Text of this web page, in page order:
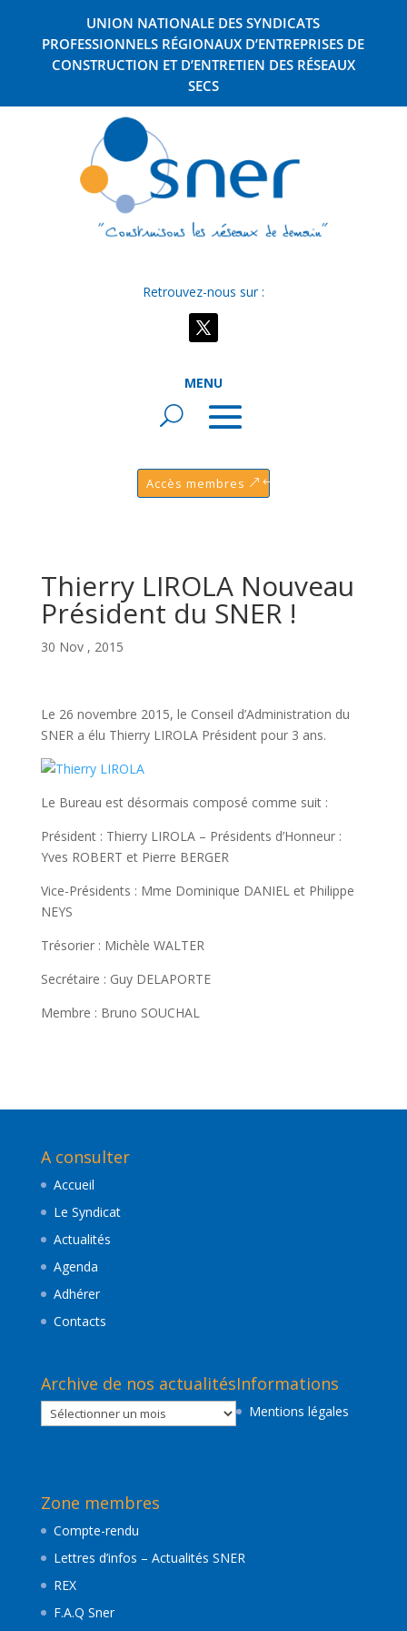
UNION NATIONALE DES SYNDICATS
PROFESSIONNELS RÉGIONAUX D’ENTREPRISES DE
CONSTRUCTION ET D’ENTRETIEN DES RÉSEAUX
SECS
Retrouvez-nous sur :
MENU
Accès membres
Thierry LIROLA Nouveau
Président du SNER !
30 Nov , 2015
Le 26 novembre 2015, le Conseil d’Administration du
SNER a élu Thierry LIROLA Président pour 3 ans.
Le Bureau est désormais composé comme suit :
Président : Thierry LIROLA – Présidents d’Honneur :
Yves ROBERT et Pierre BERGER
Vice-Présidents : Mme Dominique DANIEL et Philippe
NEYS
Trésorier : Michèle WALTER
Secrétaire : Guy DELAPORTE
Membre : Bruno SOUCHAL
A consulter
Accueil
Le Syndicat
Actualités
Agenda
Adhérer
Contacts
Archive de nos actualités
Archive
de
Informations
Mentions légales
Zone membres
Compte-rendu
Lettres d’infos – Actualités SNER
REX
F.A.Q Sner